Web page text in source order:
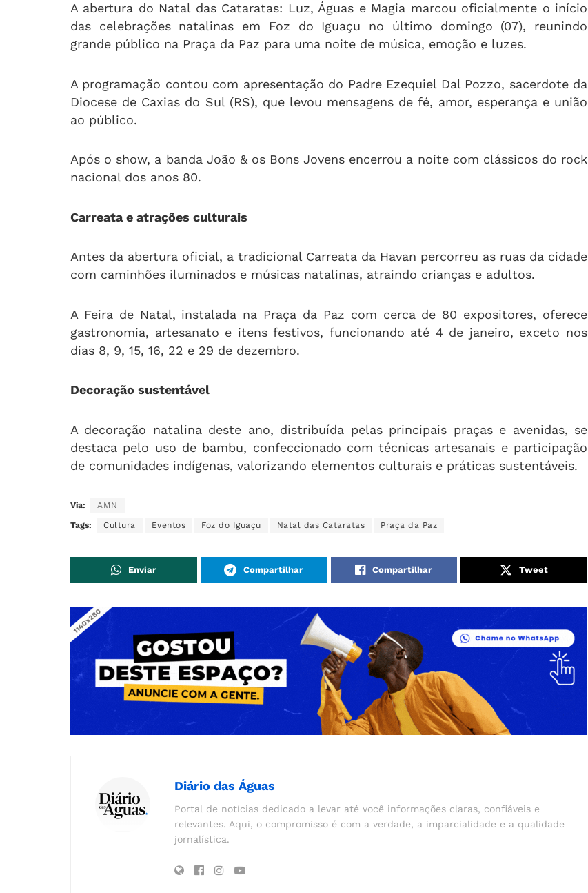
A abertura do Natal das Cataratas: Luz, Águas e Magia marcou oficialmente o início
das celebrações natalinas em Foz do Iguaçu no último domingo (07), reunindo
grande público na Praça da Paz para uma noite de música, emoção e luzes.
A programação contou com apresentação do Padre Ezequiel Dal Pozzo, sacerdote da
Diocese de Caxias do Sul (RS), que levou mensagens de fé, amor, esperança e união
ao público.
Após o show, a banda João & os Bons Jovens encerrou a noite com clássicos do rock
nacional dos anos 80.
Carreata e atrações culturais
Antes da abertura oficial, a tradicional Carreata da Havan percorreu as ruas da cidade
com caminhões iluminados e músicas natalinas, atraindo crianças e adultos.
A Feira de Natal, instalada na Praça da Paz com cerca de 80 expositores, oferece
gastronomia, artesanato e itens festivos, funcionando até 4 de janeiro, exceto nos
dias 8, 9, 15, 16, 22 e 29 de dezembro.
Decoração sustentável
A decoração natalina deste ano, distribuída pelas principais praças e avenidas, se
destaca pelo uso de bambu, confeccionado com técnicas artesanais e participação
de comunidades indígenas, valorizando elementos culturais e práticas sustentáveis.
Via: AMN
Tags: Cultura Eventos Foz do Iguaçu Natal das Cataratas Praça da Paz
Enviar Compartilhar Compartilhar Tweet
Diário das Águas
Portal de notícias dedicado a levar até você informações claras, confiáveis e
relevantes. Aqui, o compromisso é com a verdade, a imparcialidade e a qualidade
jornalística.